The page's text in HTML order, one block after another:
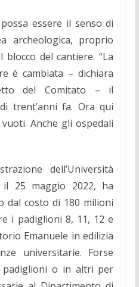
essere il senso di
archeologica, proprio
blocco del cantiere. “La
è cambiata – dichiara
del Comitato – il
trent’anni fa. Ora qui
Anche gli ospedali
dell’Università
25 maggio 2022, ha
dal costo di 180 milioni
i padiglioni 8, 11, 12 e
Emanuele in edilizia
universitarie. Forse
padiglioni o in altri per